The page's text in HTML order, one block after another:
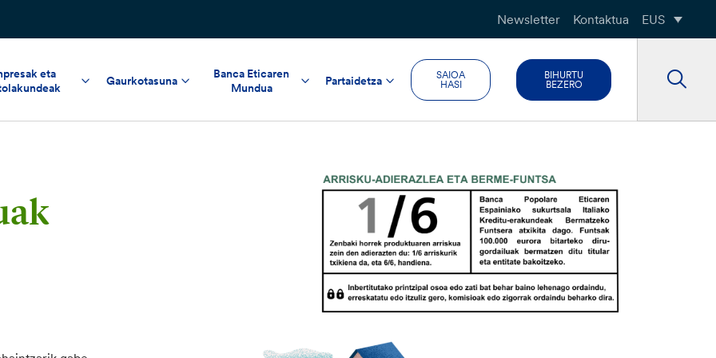
Newsletter Kontaktua EUS
eta
Gaurkotasuna
Banca Eticaren
Mundua
Partaidetza
SAIOA
HASI
BIHURTU
BEZERO